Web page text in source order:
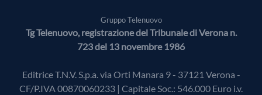
Gruppo Telenuovo
Tg Telenuovo, registrazione del Tribunale di Verona n.
723 del 13 novembre 1986
Editrice T.N.V. S.p.a. via Orti Manara 9 - 37121 Verona -
CF/P.IVA 00870060233 | Capitale Soc.: 546.000 Euro i.v.